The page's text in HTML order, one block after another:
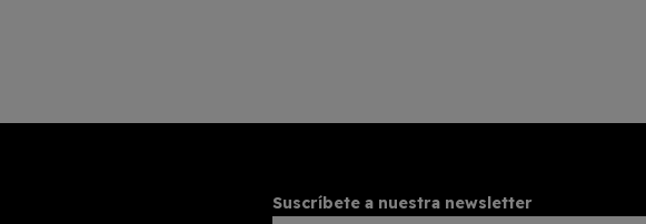
Suscríbete a nuestra newsletter